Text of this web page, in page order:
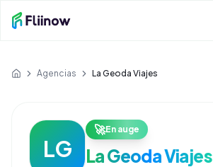
Inicio Agencias La Geoda Viajes
LG
🚀En auge
La Geoda Viajes